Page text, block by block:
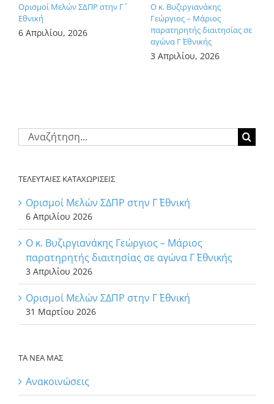
Ορισμοί Μελών ΣΔΠΡ στην Γ΄
Εθνική
6 Απριλίου, 2026
Ο κ. Βυζιργιανάκης
Γεώργιος – Μάριος
παρατηρητής διαιτησίας σε
αγώνα Γ΄ Εθνικής
3 Απριλίου, 2026
Αναζήτηση
για:
ΤΕΛΕΥΤΑΙΕΣ ΚΑΤΑΧΩΡΙΣΕΙΣ
Ορισμοί Μελών ΣΔΠΡ στην Γ΄ Εθνική
6 Απριλίου 2026
Ο κ. Βυζιργιανάκης Γεώργιος – Μάριος
παρατηρητής διαιτησίας σε αγώνα Γ΄ Εθνικής
3 Απριλίου 2026
Ορισμοί Μελών ΣΔΠΡ στην Γ΄ Εθνική
31 Μαρτίου 2026
ΤΑ ΝΕΑ ΜΑΣ
Ανακοινώσεις